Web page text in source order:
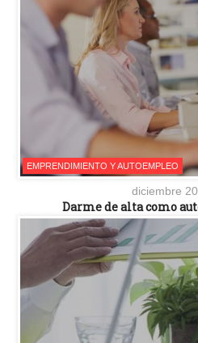
EMPRENDIMIENTO Y AUTOEMPLEO
diciembre
Darme de alta como